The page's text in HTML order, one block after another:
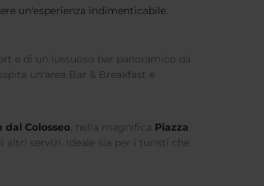
un'esperienza indimenticabile.
e di un lussuoso bar panoramico da
un'area Bar & Breakfast e
dal Colosseo, nella magnifica Piazza
altri servizi. Ideale sia per i turisti che